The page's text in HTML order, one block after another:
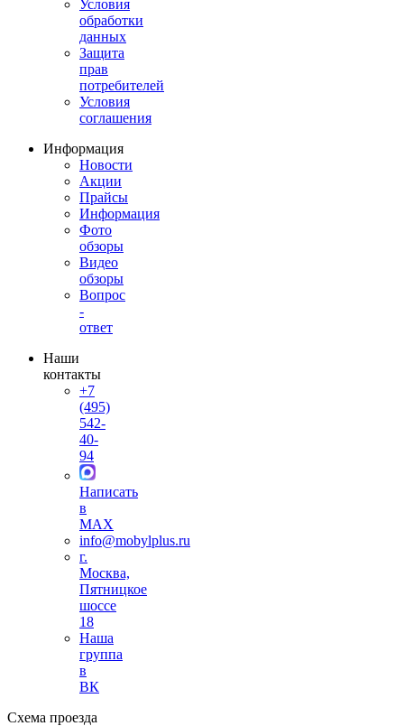
Условия
обработки
данных
Защита
прав
потребителей
Условия
соглашения
Информация
Новости
Акции
Прайсы
Информация
Фото
обзоры
Видео
обзоры
Вопрос
-
ответ
Наши
контакты
+7
(495)
542-
40-
94
Написать
в
MAX
info@mobylplus.ru
г.
Москва,
Пятницкое
шоссе
18
Наша
группа
в
ВК
Схема проезда